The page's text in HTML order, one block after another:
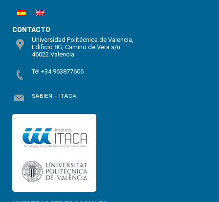
CONTACTO
Universidad Politécnica de Valencia,
Edificio 8G, Camino de Vera s/n
46022 Valencia
Tel +34 963877606
SABIEN – ITACA